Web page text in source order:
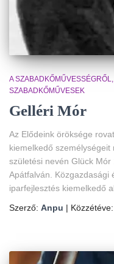
A SZABADKŐMŰVESSÉGRŐL
SZABADKŐMŰVESEK
Gelléri Mór
Az Elődeink öröksége
kiemelkedő
születési nevén Glück
Apátfalván.
iparfejlesztés kiemelkedő
Szerző: Anpu | Közzétéve: